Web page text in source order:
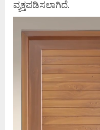
ವ್ಯಕ್ತಪಡಿಸಲಾಗಿದೆ.